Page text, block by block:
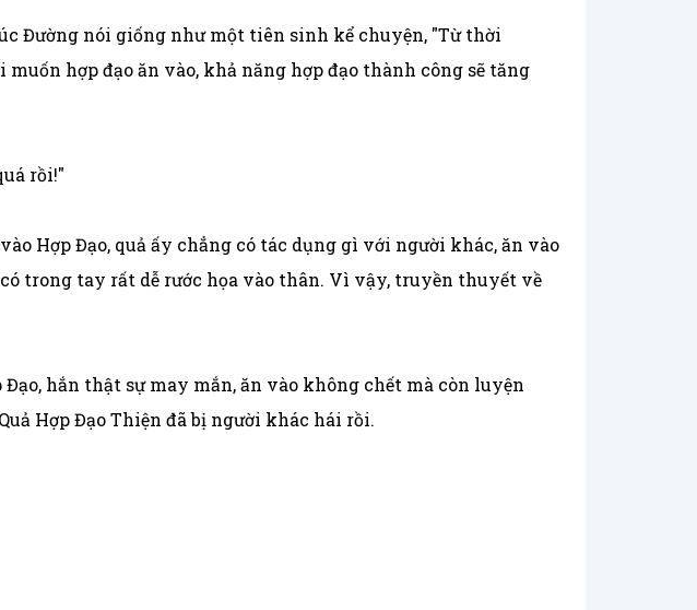
Đường nói giống như một tiên sinh kể chuyện, "Từ thời
hợp đạo ăn vào, khả năng hợp đạo thành công sẽ tăng
rồi!"
Hợp Đạo, quả ấy chẳng có tác dụng gì với người khác, ăn vào
trong tay rất dễ rước họa vào thân. Vì vậy, truyền thuyết về
hắn thật sự may mắn, ăn vào không chết mà còn luyện
Hợp Đạo Thiện đã bị người khác hái rồi.